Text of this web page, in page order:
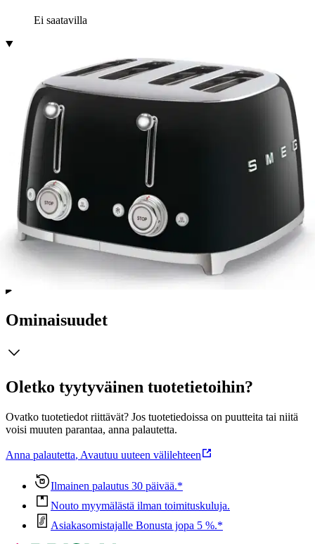
Ei saatavilla
Tuotekuvaus
Smeg leivänpaahtimet ovat upeaa retrotyyliä, jossa on tilaa neljälle
viipaleelle kahdella eri painikkeella. Ne on valmistettu kauniisti
lakatusta teräksestä ja niissä on erittäin laajat aukot, jotka sopivat
erinomaisesti paksulle leivälle ja sämpylöille. Muita ominaisuuksia
ovat kuusi paahtotasoa, neljä toimintoa (sulatus, lämmitys,
pysäytyspainike ja bagel-asetus). Irrotettava ruostumattomasta
teräksestä valmistettu murualusta.Sisäänrakennettu paikka johdolle
pitää pöydän puhtaana ja siistinä, kun pohjan kumitiivisteet
varmistavat, että paahdin pysyy tukevasti paikoillaan.
Leivänpaahdin on saatavana kahdeksassa eri värissä.
tuotekuvausta
Ominaisuudet
Oletko tyytyväinen tuotetietoihin?
Ovatko tuotetiedot riittävät? Jos tuotetiedoissa on puutteita tai niitä
voisi muuten parantaa, anna palautetta.
Anna palautetta, Avautuu uuteen välilehteen
Ilmainen palautus 30 päivää.*
Nouto myymälästä ilman toimituskuluja.
Asiakasomistajalle Bonusta jopa 5 %.*